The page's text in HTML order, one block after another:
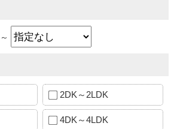
～
2DK～2LDK
4DK～4LDK